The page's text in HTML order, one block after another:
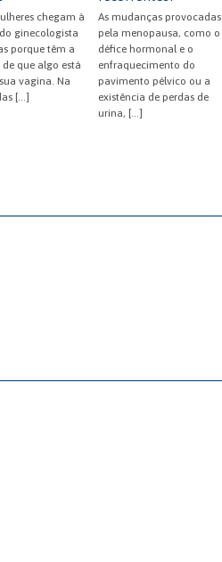
chegam à
ginecologista
porque têm a
de que algo está
vagina. Na
[…]
As mudanças provocadas
pela menopausa, como o
défice hormonal e o
enfraquecimento do
pavimento pélvico ou a
existência de perdas de
urina, […]